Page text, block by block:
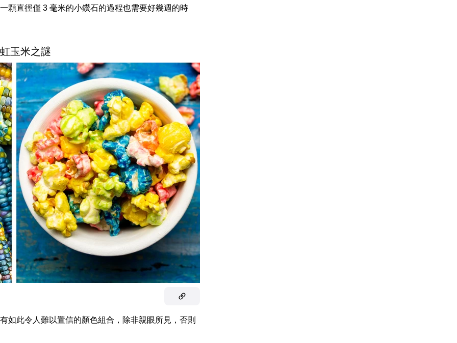
顆直徑僅 3 毫米的小鑽石的過程也需要好幾週的時
玉米之謎
如此令人難以置信的顏色組合，除非親眼所見，否則